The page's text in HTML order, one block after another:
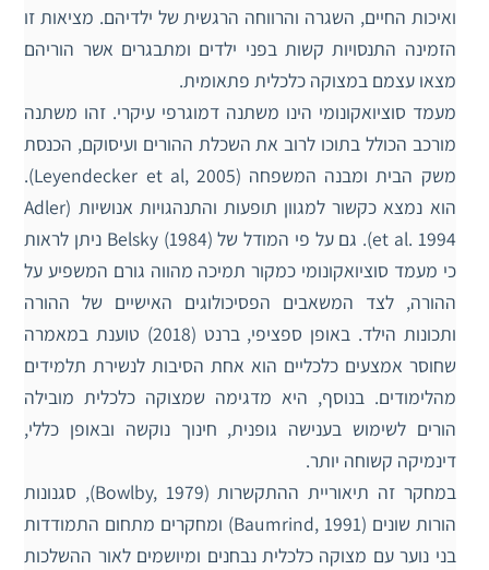
ואיכות החיים, השגרה והרווחה הרגשית של ילדיהם. מציאות זו
הזמינה התנסויות קשות בפני ילדים ומתבגרים אשר הוריהם
מצאו עצמם במצוקה כלכלית פתאומית.
מעמד סוציואקונומי הינו משתנה דמוגרפי עיקרי. זהו משתנה
מורכב הכולל בתוכו לרוב את השכלת ההורים ועיסוקם, הכנסת
משק הבית ומבנה המשפחה (Leyendecker et al, 2005).
הוא נמצא כקשור למגוון תופעות והתנהגויות אנושיות (Adler
et al. 1994). גם על פי המודל של Belsky (1984) ניתן לראות
כי מעמד סוציואקונומי כמקור תמיכה מהווה גורם המשפיע על
ההורה, לצד המשאבים הפסיכולוגים האישיים של ההורה
ותכונות הילד. באופן ספציפי, ברנט (2018) טוענת במאמרה
שחוסר אמצעים כלכליים הוא אחת הסיבות לנשירת תלמידים
מהלימודים. בנוסף, היא מדגימה שמצוקה כלכלית מובילה
הורים לשימוש בענישה גופנית, חינוך נוקשה ובאופן כללי,
דינמיקה קשוחה יותר.
במחקר זה תיאוריית ההתקשרות (Bowlby, 1979), סגנונות
הורות שונים (Baumrind, 1991) ומחקרים מתחום התמודדות
בני נוער עם מצוקה כלכלית נבחנים ומיושמים לאור ההשלכות